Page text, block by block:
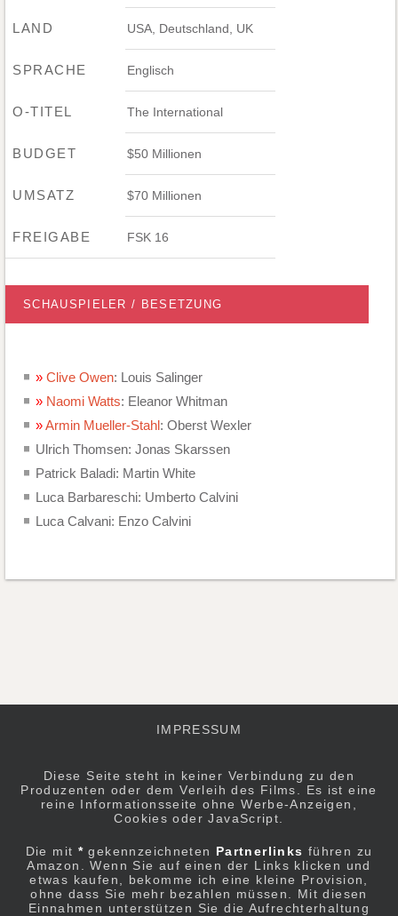
LAND USA, Deutschland, UK
SPRACHE Englisch
O-TITEL The International
BUDGET $50 Millionen
UMSATZ $70 Millionen
FREIGABE FSK 16
SCHAUSPIELER / BESETZUNG
Clive Owen: Louis Salinger
Naomi Watts: Eleanor Whitman
Armin Mueller-Stahl: Oberst Wexler
Ulrich Thomsen: Jonas Skarssen
Patrick Baladi: Martin White
Luca Barbareschi: Umberto Calvini
Luca Calvani: Enzo Calvini
IMPRESSUM
Diese Seite steht in keiner Verbindung zu den
Produzenten oder dem Verleih des Films. Es ist eine
reine Informationsseite ohne Werbe-Anzeigen,
Cookies oder JavaScript.
Die mit * gekennzeichneten Partnerlinks führen zu
Amazon. Wenn Sie auf einen der Links klicken und
etwas kaufen, bekomme ich eine kleine Provision,
ohne dass Sie mehr bezahlen müssen. Mit diesen
Einnahmen unterstützen Sie die Aufrechterhaltung